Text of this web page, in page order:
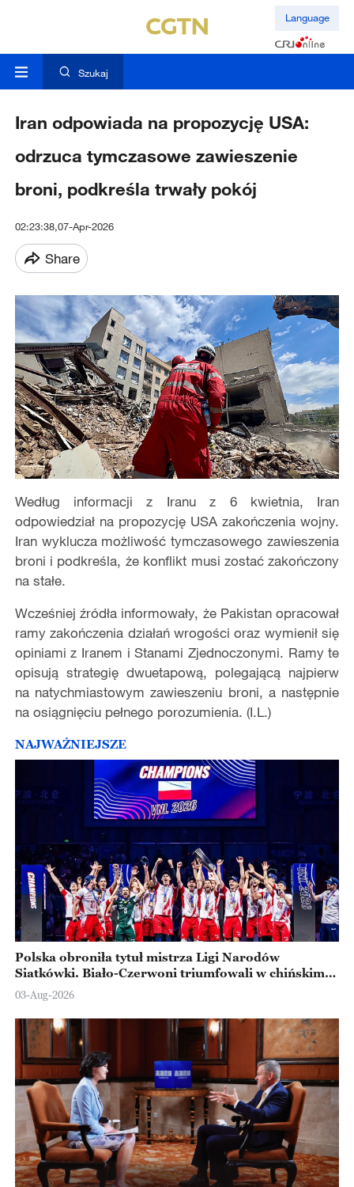
Language
Szukaj
Iran odpowiada na propozycję USA:
odrzuca tymczasowe zawieszenie
broni, podkreśla trwały pokój
02:23:38,07-Apr-2026
Share
Według informacji z Iranu z 6 kwietnia, Iran
odpowiedział na propozycję USA zakończenia wojny.
Iran wyklucza możliwość tymczasowego zawieszenia
broni i podkreśla, że konflikt musi zostać zakończony
na stałe.
Wcześniej źródła informowały, że Pakistan opracował
ramy zakończenia działań wrogości oraz wymienił się
opiniami z Iranem i Stanami Zjednoczonymi. Ramy te
opisują strategię dwuetapową, polegającą najpierw
na natychmiastowym zawieszeniu broni, a następnie
na osiągnięciu pełnego porozumienia. (I.L.)
NAJWAŻNIEJSZE
Polska obroniła tytuł mistrza Ligi Narodów
Siatkówki. Biało-Czerwoni triumfowali w chińskim
Ningbo
03-Aug-2026